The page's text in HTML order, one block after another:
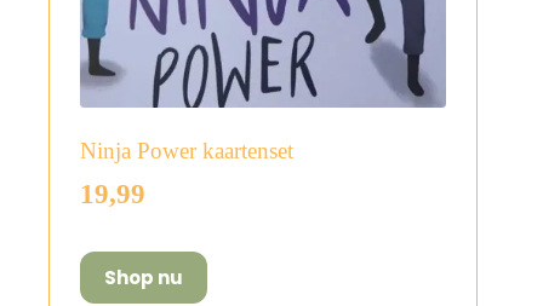
Ninja Power kaartenset
19,99
Shop nu